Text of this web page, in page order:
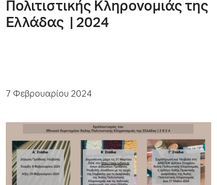
Πολιτιστικής Κληρονομιάς της
Ελλάδας | 2024
7 Φεβρουαρίου 2024